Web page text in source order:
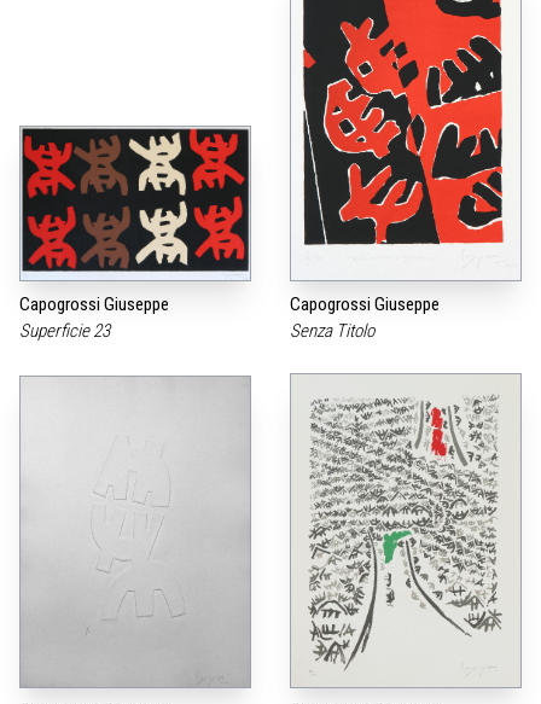
Capogrossi Giuseppe
Superficie 23
Capogrossi Giuseppe
Senza Titolo